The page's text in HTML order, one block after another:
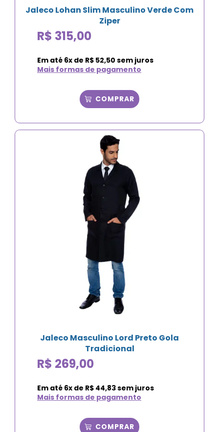
Jaleco Lohan Slim Masculino Verde Com
Ziper
R$ 315,00
Em até 6x de R$ 52,50 sem juros
Mais formas de pagamento
COMPRAR
Jaleco Masculino Lord Preto Gola
Tradicional
R$ 269,00
Em até 6x de R$ 44,83sem juros
Mais formas de pagamento
COMPRAR